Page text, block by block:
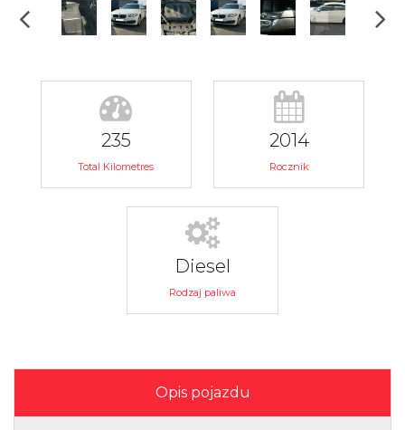
235
Total Kilometres
2014
Rocznik
Diesel
Rodzaj paliwa
Opis pojazdu